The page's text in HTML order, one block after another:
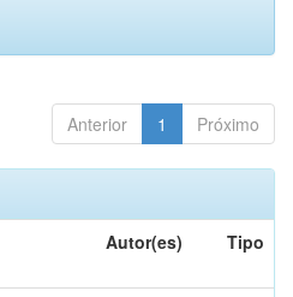
Anterior 1 Próximo
Autor(es) Tipo